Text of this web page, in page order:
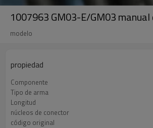
1007963 GM03-E/GM03
modelo
propiedad
Componente
Tipo de arma
Longitud
núcleos de conector
código original